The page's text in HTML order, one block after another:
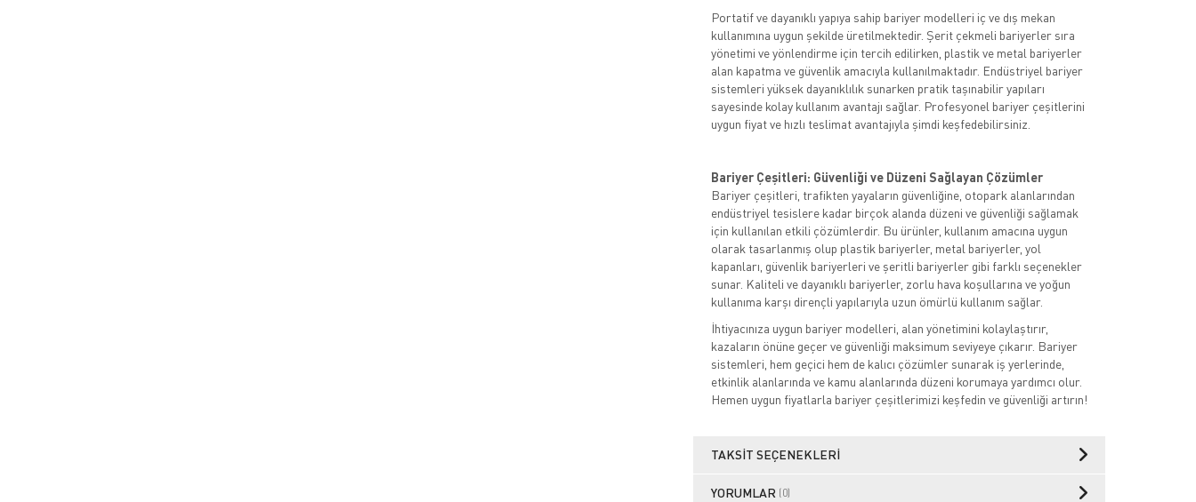
Portatif ve dayanıklı yapıya sahip bariyer modelleri iç ve dış mekan
kullanımına uygun şekilde üretilmektedir. Şerit çekmeli bariyerler sıra
yönetimi ve yönlendirme için tercih edilirken, plastik ve metal bariyerler
alan kapatma ve güvenlik amacıyla kullanılmaktadır. Endüstriyel bariyer
sistemleri yüksek dayanıklılık sunarken pratik taşınabilir yapıları
sayesinde kolay kullanım avantajı sağlar. Profesyonel bariyer çeşitlerini
uygun fiyat ve hızlı teslimat avantajıyla şimdi keşfedebilirsiniz.
Bariyer Çeşitleri: Güvenliği ve Düzeni Sağlayan Çözümler
Bariyer çeşitleri, trafikten yayaların güvenliğine, otopark alanlarından
endüstriyel tesislere kadar birçok alanda düzeni ve güvenliği sağlamak
için kullanılan etkili çözümlerdir. Bu ürünler, kullanım amacına uygun
olarak tasarlanmış olup plastik bariyerler, metal bariyerler, yol
kapanları, güvenlik bariyerleri ve şeritli bariyerler gibi farklı seçenekler
sunar. Kaliteli ve dayanıklı bariyerler, zorlu hava koşullarına ve yoğun
kullanıma karşı dirençli yapılarıyla uzun ömürlü kullanım sağlar.
İhtiyacınıza uygun bariyer modelleri, alan yönetimini kolaylaştırır,
kazaların önüne geçer ve güvenliği maksimum seviyeye çıkarır. Bariyer
sistemleri, hem geçici hem de kalıcı çözümler sunarak iş yerlerinde,
etkinlik alanlarında ve kamu alanlarında düzeni korumaya yardımcı olur.
Hemen uygun fiyatlarla bariyer çeşitlerimizi keşfedin ve güvenliği artırın!
TAKSIT SEÇENEKLERI
YORUMLAR (0)